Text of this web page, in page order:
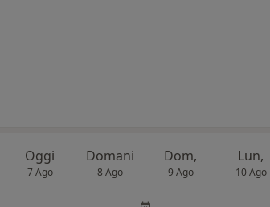
Oggi
7 Ago
Domani
8 Ago
Dom,
9 Ago
Lun,
10 Ago